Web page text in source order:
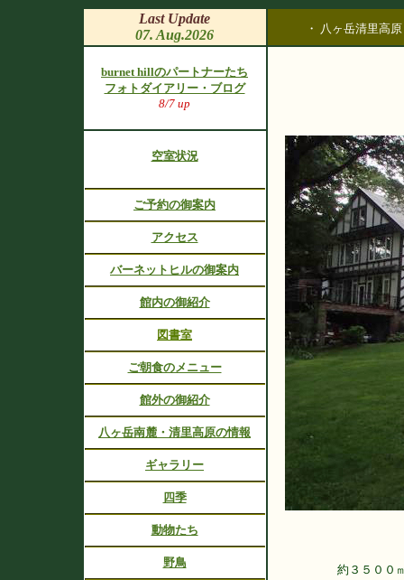
Last Update
07. Aug.2026
・ 八ヶ岳清里高
burnet hillのパートナーたち
フォトダイアリー・ブログ
8/7 up
約３５００
空室状況
ご予約の御案内
アクセス
バーネットヒルの御案内
館内の御紹介
図書室
ご朝食のメニュー
館外の御紹介
八ヶ岳南麓・清里高原の情報
ギャラリー
四季
動物たち
野鳥